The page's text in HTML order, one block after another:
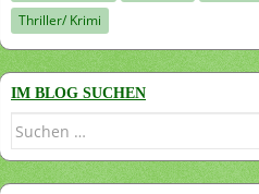
Thriller/ Krimi
IM BLOG SUCHEN
Suchen